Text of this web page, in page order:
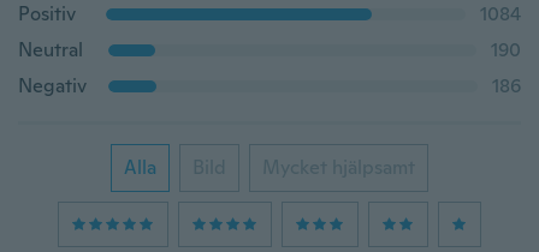
Positiv
1084
Neutral
190
Negativ
186
Alla Bild Mycket hjälpsamt